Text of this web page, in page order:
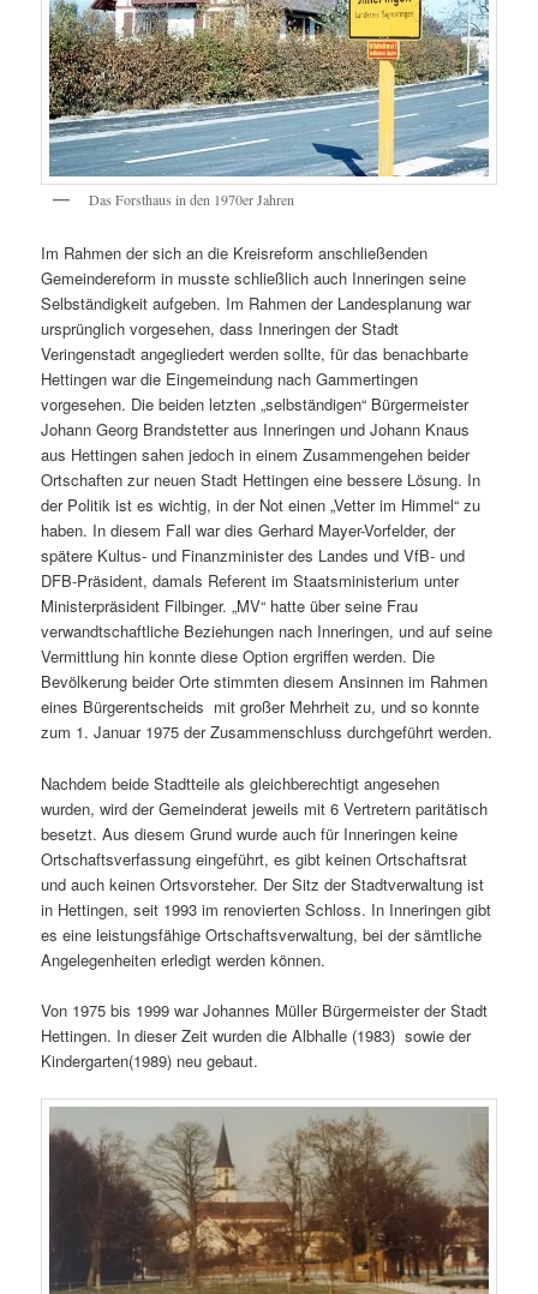
Das Forsthaus in den 1970er Jahren
Im Rahmen der sich an die Kreisreform anschließenden
Gemeindereform in musste schließlich auch Inneringen seine
Selbständigkeit aufgeben. Im Rahmen der Landesplanung war
ursprünglich vorgesehen, dass Inneringen der Stadt
Veringenstadt angegliedert werden sollte, für das benachbarte
Hettingen war die Eingemeindung nach Gammertingen
vorgesehen. Die beiden letzten „selbständigen“ Bürgermeister
Johann Georg Brandstetter aus Inneringen und Johann Knaus
aus Hettingen sahen jedoch in einem Zusammengehen beider
Ortschaften zur neuen Stadt Hettingen eine bessere Lösung. In
der Politik ist es wichtig, in der Not einen „Vetter im Himmel“ zu
haben. In diesem Fall war dies Gerhard Mayer-Vorfelder, der
spätere Kultus- und Finanzminister des Landes und VfB- und
DFB-Präsident, damals Referent im Staatsministerium unter
Ministerpräsident Filbinger. „MV“ hatte über seine Frau
verwandtschaftliche Beziehungen nach Inneringen, und auf seine
Vermittlung hin konnte diese Option ergriffen werden. Die
Bevölkerung beider Orte stimmten diesem Ansinnen im Rahmen
eines Bürgerentscheids mit großer Mehrheit zu, und so konnte
zum 1. Januar 1975 der Zusammenschluss durchgeführt werden.
Nachdem beide Stadtteile als gleichberechtigt angesehen
wurden, wird der Gemeinderat jeweils mit 6 Vertretern paritätisch
besetzt. Aus diesem Grund wurde auch für Inneringen keine
Ortschaftsverfassung eingeführt, es gibt keinen Ortschaftsrat
und auch keinen Ortsvorsteher. Der Sitz der Stadtverwaltung ist
in Hettingen, seit 1993 im renovierten Schloss. In Inneringen gibt
es eine leistungsfähige Ortschaftsverwaltung, bei der sämtliche
Angelegenheiten erledigt werden können.
Von 1975 bis 1999 war Johannes Müller Bürgermeister der Stadt
Hettingen. In dieser Zeit wurden die Albhalle (1983) sowie der
Kindergarten(1989) neu gebaut.